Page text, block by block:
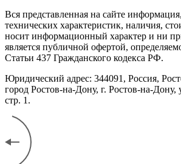
Вся представленная на сайте
технических характеристик, наличия,
носит информационный характер и ни
является публичной офертой,
Статьи 437 Гражданского кодекса РФ.
Юридический адрес: 344091, Россия,
город Ростов-на-Дону, г. Ростов-на-Дону,
стр. 1.